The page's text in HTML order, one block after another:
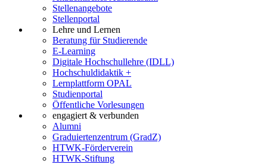
Stellenangebote
Stellenportal
Lehre und Lernen
Beratung für Studierende
E-Learning
Digitale Hochschullehre (IDLL)
Hochschuldidaktik +
Lernplattform OPAL
Studienportal
Öffentliche Vorlesungen
engagiert & verbunden
Alumni
Graduiertenzentrum (GradZ)
HTWK-Förderverein
HTWK-Stiftung